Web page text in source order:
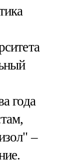
года
–